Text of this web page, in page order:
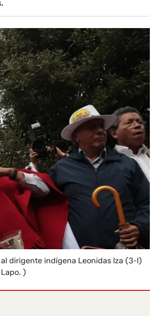
dirigente indígena Leonidas Iza (3-I)
)